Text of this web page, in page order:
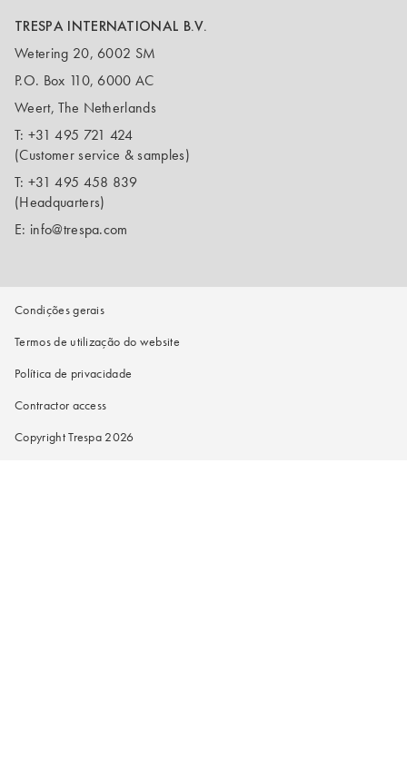
TRESPA INTERNATIONAL B.V.
Wetering 20, 6002 SM
P.O. Box 110, 6000 AC
Weert, The Netherlands
T: +31 495 721 424
(Customer service & samples)
T: +31 495 458 839
(Headquarters)
E: info@trespa.com
Condições gerais
Termos de utilização do website
Política de privacidade
Contractor access
Copyright Trespa 2026